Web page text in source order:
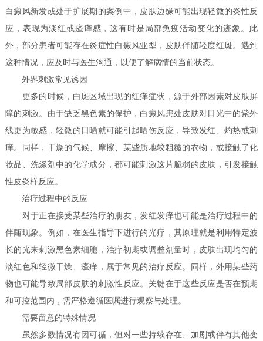
白癜风新发或处于扩展期的案例中，皮肤边缘可能出现轻微的炎性反
应，表现为淡红或瘙痒感，这有时是局部免疫活动变化的迹象。此
外，部分患者可能存在炎症性白癜风亚型，皮肤伴随轻度红斑。遇到
这种情况，应及时与医生沟通，以便了解病情的当前状态。
外界刺激常见诱因
更多的时候，白斑区域出现的红痒症状，源于外部因素对皮肤屏
障的刺激。由于缺乏黑色素的保护，白癜风患处皮肤对日光中的紫外
线更为敏感，轻微的日晒就可能引起晒伤反应，导致发红、灼热或刺
痒。同样，干燥的气候、摩擦、某些质地较粗糙的衣物，或接触了化
妆品、洗涤剂中的化学成分，都可能刺激这片脆弱的皮肤，引发接触
性皮炎样反应。
治疗过程中的反应
对于正在接受某些治疗的朋友，发红发痒也可能是治疗过程中的
伴随现象。例如，在医生指导下进行的光疗，其原理就是利用特定波
长的光来刺激黑色素细胞，治疗初期或调整剂量时，皮肤出现均匀的
淡红色和轻微干燥、瘙痒，属于常见的治疗反应。同样，外用某些药
物也可能导致局部皮肤的刺激性反应。关键在于这些反应是否在预期
和可控范围内，需严格遵循医嘱进行观察与处理。
需要留意的特殊情况
虽然多数情况有因可循，但对一些持续存在、加剧或伴有其他变